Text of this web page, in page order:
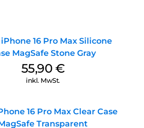
16 Pro Max Silicone
MagSafe Stone Gray
55,90 €
inkl. MwSt.
16 Pro Max Clear Case
Transparent